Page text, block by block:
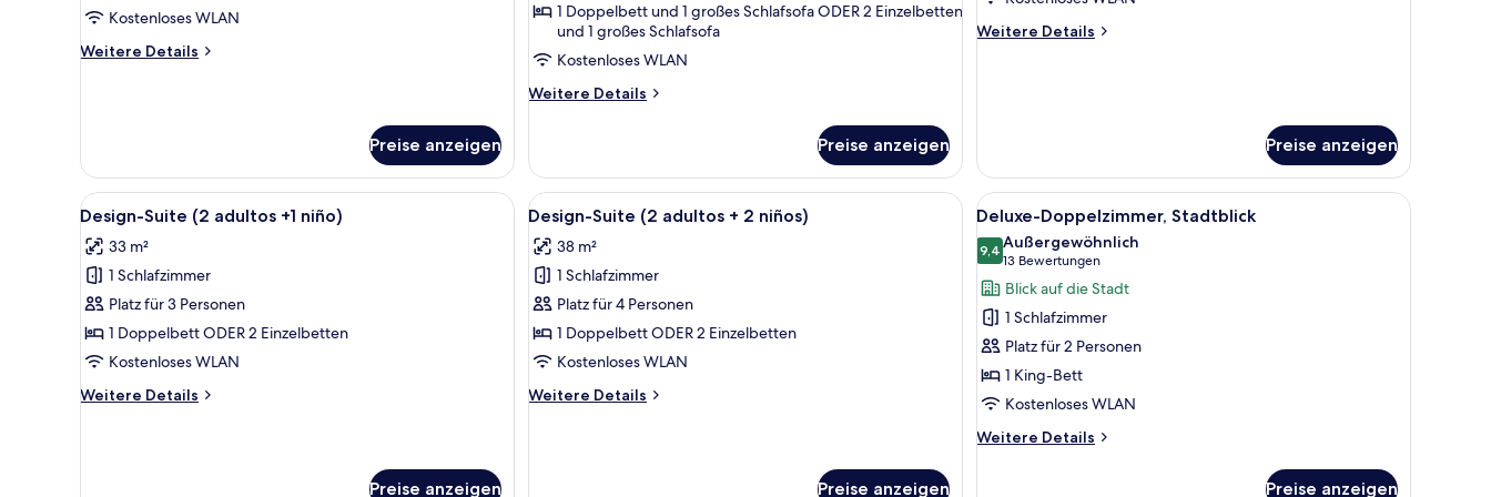
+
1
Kostenloses WLAN
Weitere Details
Weitere
adultos
1
niño)
Preise anzeigen
+
niños)
anzeigen
1 Doppelbett und 1 großes Schlafsofa ODER 2 Einzelbetten
und 1 großes Schlafsofa
Kostenloses WLAN
Weitere Details
Weitere
Suite
(2
adultos
2
niños)
Preise anzeigen
Weitere Details
Weitere
Preise anzeigen
Alle
Fotos
für
Design-
Suite
(2
adultos
niño)
Ein Hotelzimmer mit Bett, Schreibtisch mit Fernseher, Balkon mit Tisch und Stühlen sowie einer Couch.
5
Design-Suite (2 adultos +1 niño)
33 m²
1 Schlafzimmer
Platz für 3 Personen
1 Doppelbett ODER 2 Einzelbetten
Kostenloses WLAN
Weitere Details
Weitere
Preise anzeigen
Alle
Fotos
für
Design-
Suite
(2
adultos
2
Ein Hotelzimmer mit Bett, Schreibtisch mit Fernseher, Balkon mit Tisch und Stühlen sowie einer Couch.
5
Design-Suite (2 adultos + 2 niños)
38 m²
1 Schlafzimmer
Platz für 4 Personen
1 Doppelbett ODER 2 Einzelbetten
Kostenloses WLAN
Weitere Details
Weitere
Preise anzeigen
Alle
Fotos
für
Deluxe-
Doppelzimmer,
Stadtblick
anzeigen
Ein modernes Hotelzimmer mit einem
4
Deluxe-Doppelzimmer, Stadtblick
9,49,4 von 10
Außergewöhnlich
13 Bewertungen
(13
Bewertungen)
Blick auf die Stadt
1 Schlafzimmer
Platz für 2 Personen
1 King-Bett
Kostenloses WLAN
Weitere Details
Weitere
Preise anzeigen